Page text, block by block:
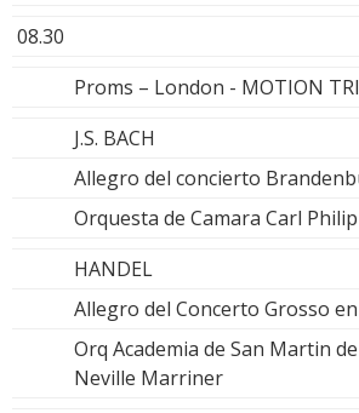
08.30
Proms – London - MOTION
J.S. BACH
Allegro del concierto
Orquesta de Camara Carl
HANDEL
Allegro del Concerto Grosso en
Orq Academia de San Martin
Neville Marriner